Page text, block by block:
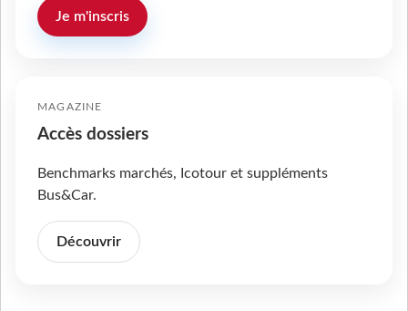
Je m'inscris
MAGAZINE
Accès dossiers
Benchmarks marchés, Icotour et suppléments
Bus&Car.
Découvrir